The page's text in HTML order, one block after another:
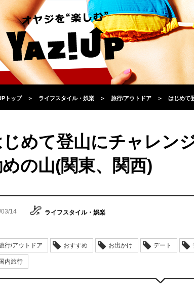
トップ ＞ ライフスタイル・娯楽 ＞ 旅行/アウトドア ＞ はじめて
じめて登山にチャレン
の山(関東、関西)
14 ライフスタイル・娯楽
行/アウトドア
おすすめ お出かけ デート
国内旅行